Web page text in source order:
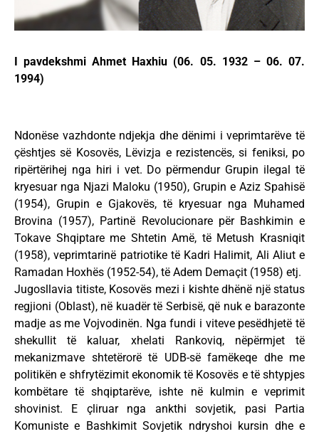
I pavdekshmi Ahmet Haxhiu (06. 05. 1932 – 06. 07.
1994)
Ndonëse vazhdonte ndjekja dhe dënimi i veprimtarëve të
çështjes së Kosovës, Lëvizja e rezistencës, si feniksi, po
ripërtërihej nga hiri i vet. Do përmendur Grupin ilegal të
kryesuar nga Njazi Maloku (1950), Grupin e Aziz Spahisë
(1954), Grupin e Gjakovës, të kryesuar nga Muhamed
Brovina (1957), Partinë Revolucionare për Bashkimin e
Tokave Shqiptare me Shtetin Amë, të Metush Krasniqit
(1958), veprimtarinë patriotike të Kadri Halimit, Ali Aliut e
Ramadan Hoxhës (1952-54), të Adem Demaçit (1958) etj.
Jugosllavia titiste, Kosovës mezi i kishte dhënë një status
regjioni (Oblast), në kuadër të Serbisë, që nuk e barazonte
madje as me Vojvodinën. Nga fundi i viteve pesëdhjetë të
shekullit të kaluar, xhelati Rankoviq, nëpërmjet të
mekanizmave shtetërorë të UDB-së famëkeqe dhe me
politikën e shfrytëzimit ekonomik të Kosovës e të shtypjes
kombëtare të shqiptarëve, ishte në kulmin e veprimit
shovinist. E çliruar nga ankthi sovjetik, pasi Partia
Komuniste e Bashkimit Sovjetik ndryshoi kursin dhe e